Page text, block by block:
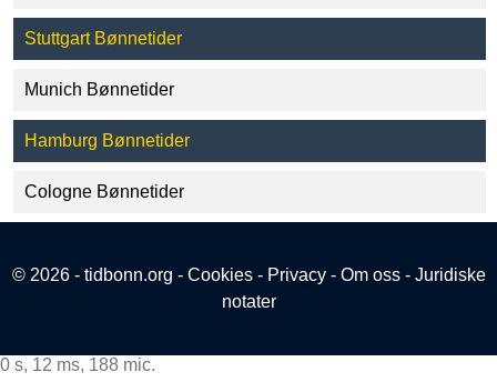
Stuttgart Bønnetider
Munich Bønnetider
Hamburg Bønnetider
Cologne Bønnetider
© 2026 - tidbonn.org - Cookies- Privacy- Om oss- Juridiske
notater
0 s, 12 ms, 188 mic.